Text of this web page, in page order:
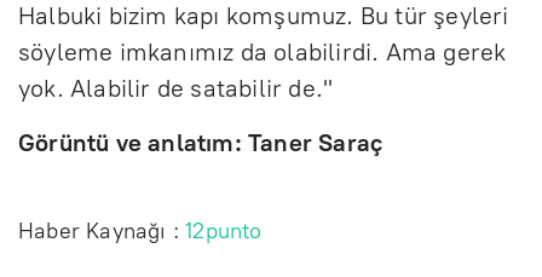
Halbuki bizim kapı komşumuz. Bu tür şeyleri
söyleme imkanımız da olabilirdi. Ama gerek
yok. Alabilir de satabilir de."
Görüntü ve anlatım: Taner Saraç
Haber Kaynağı :12punto